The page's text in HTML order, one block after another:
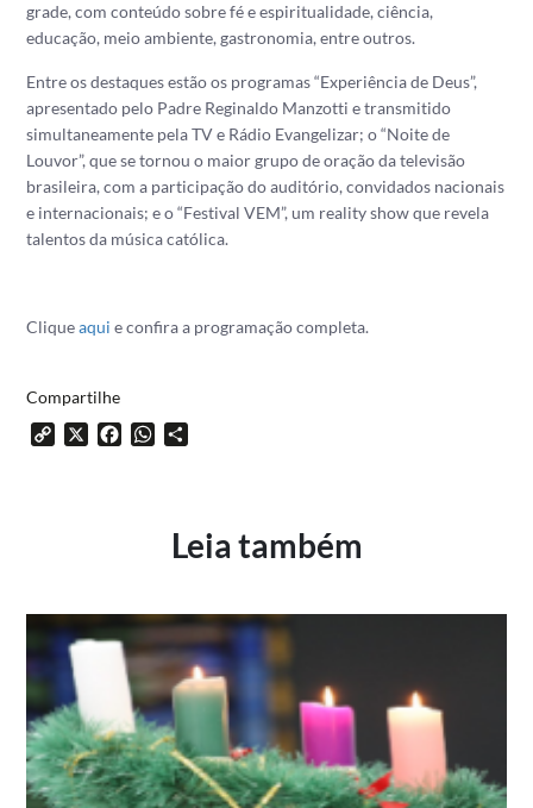
grade, com conteúdo sobre fé e espiritualidade, ciência,
educação, meio ambiente, gastronomia, entre outros.
Entre os destaques estão os programas “Experiência de Deus”,
apresentado pelo Padre Reginaldo Manzotti e transmitido
simultaneamente pela TV e Rádio Evangelizar; o “Noite de
Louvor”, que se tornou o maior grupo de oração da televisão
brasileira, com a participação do auditório, convidados nacionais
e internacionais; e o “Festival VEM”, um reality show que revela
talentos da música católica.
Cliqueaqui e confira a programação completa.
Compartilhe
Copy X FacebookWhatsApp
Leia também